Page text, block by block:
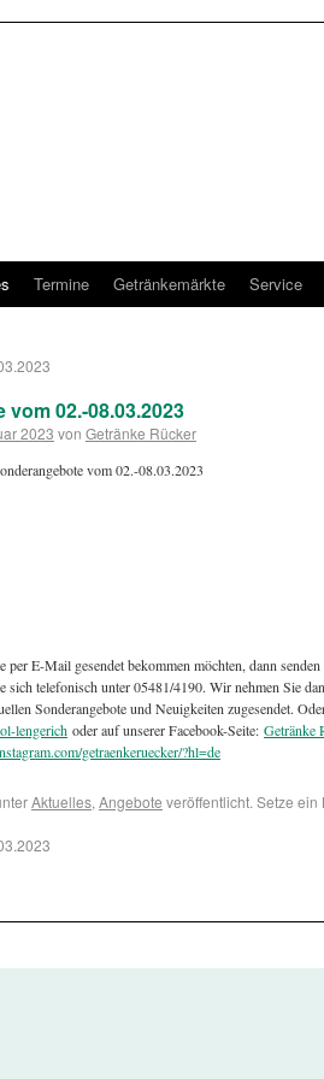
Termine Getränkemärkte Service
02.-08.03.2023
2023 von Getränke Rücker
vom 02.-08.03.2023
per E-Mail gesendet bekommen möchten, dann
sich telefonisch unter 05481/4190. Wir nehmen Sie
Sonderangebote und Neuigkeiten zugesendet.
lengerich oder auf unserer Facebook-Seite: Getränke
getraenkeruecker/?hl=de
Aktuelles, Angebote veröffentlicht. Setze